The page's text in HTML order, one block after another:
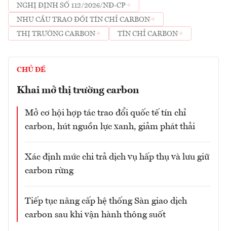
NGHỊ ĐỊNH SỐ 112/2026/NĐ-CP
NHU CẦU TRAO ĐỔI TÍN CHỈ CARBON
THỊ TRƯỜNG CARBON
TÍN CHỈ CARBON
CHỦ ĐỀ
Khai mở thị trường carbon
Mở cơ hội hợp tác trao đổi quốc tế tín chỉ
carbon, hút nguồn lực xanh, giảm phát thải
Xác định mức chi trả dịch vụ hấp thụ và lưu giữ
carbon rừng
Tiếp tục nâng cấp hệ thống Sàn giao dịch
carbon sau khi vận hành thông suốt